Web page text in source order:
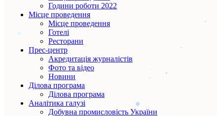
Години роботи 2022
Місце проведення
Місце проведення
Готелі
Ресторани
Прес-центр
Акредитація журналістів
Фото та відео
Новини
Ділова програма
Ділова програма
Аналітика галузі
Добувна промисловість України